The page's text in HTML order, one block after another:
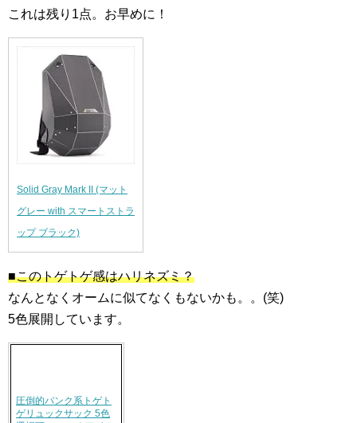
これは残り1点。お早めに！
Solid Gray Mark II (マット
グレー with スマートストラ
ップ ブラック)
■このトゲトゲ感はハリネズミ？
なんとなくオームに似てなくもないかも。。(笑)
5色展開しています。
圧倒的パンク系トゲト
ゲリュックサック 5色